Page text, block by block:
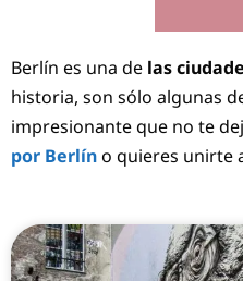
Berlín es una de las
historia, son sólo algunas
impresionante que no te
por Berlíno quieres unirte